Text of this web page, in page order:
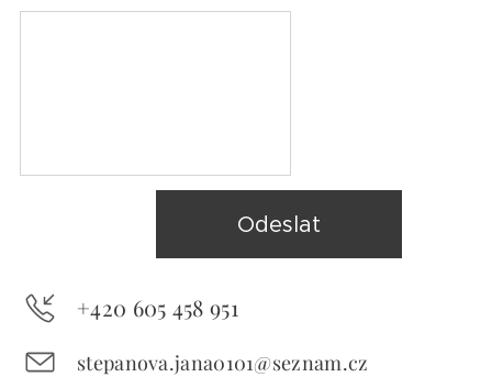
Odeslat
+420 605 458 951
stepanova.jana0101@seznam.cz